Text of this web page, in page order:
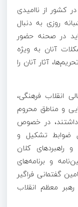
کشور از ناامیدی
روزی به دنبال
در صحنه حضور
آنان به ویژه
آثار آنان را
انقلاب فرهنگی،
و مناطق محروم
در خصوص
ضوابط تشکیل و
راهبردهای کلان
و برنامه‌های
گفتمانی فراگیر
معظم انقلاب